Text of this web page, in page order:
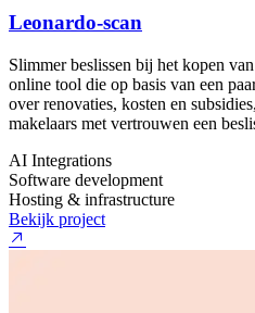
Leonardo-scan
Slimmer beslissen bij het kopen
online tool die op basis van een
over renovaties, kosten en
makelaars met vertrouwen een
AI Integrations
Software development
Hosting & infrastructure
Bekijk project